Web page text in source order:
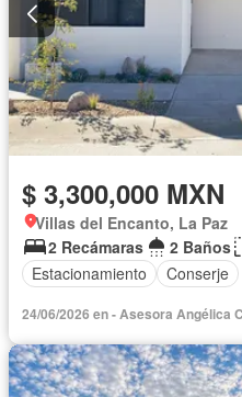
$ 3,300,000 MXN
Villas del Encanto, La Paz
2 Recámaras
2 Baños
Estacionamiento
Conserje
24/06/2026 en - Asesora Angélica